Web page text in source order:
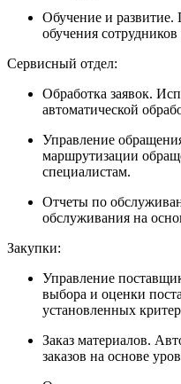
Обучение и развитие.
обучения
Сервисный отдел:
Обработка заявок.
автоматической
Управление
маршрутизации
специалистам.
Отчеты по
обслуживания на
Закупки:
Управление
выбора и оценки
установленных
Заказ материалов.
заказов на основе